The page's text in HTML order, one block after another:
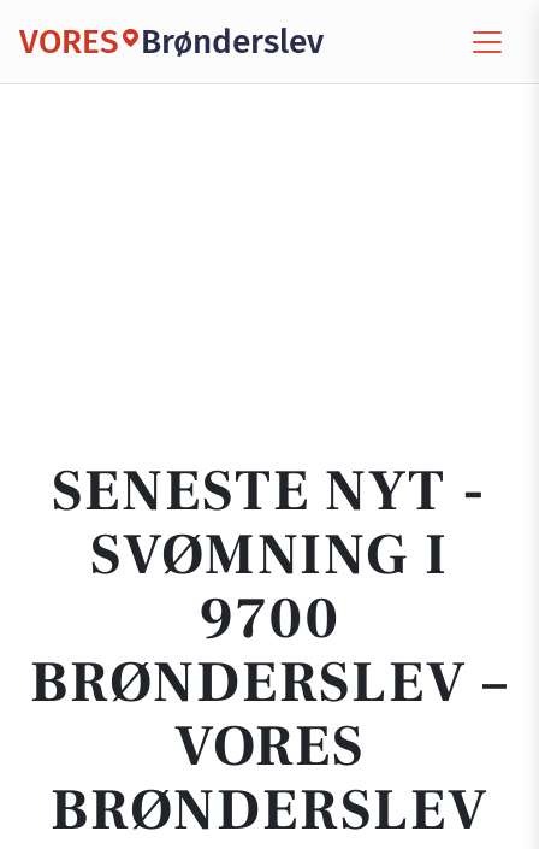
VORES Brønderslev
SENESTE NYT -
SVØMNING I
9700
BRØNDERSLEV –
VORES
BRØNDERSLEV